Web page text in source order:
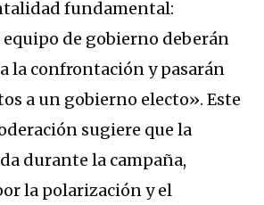
fundamental:
equipo de gobierno deberán
la confrontación y pasarán
a un gobierno electo». Este
sugiere que la
durante la campaña,
la polarización y el